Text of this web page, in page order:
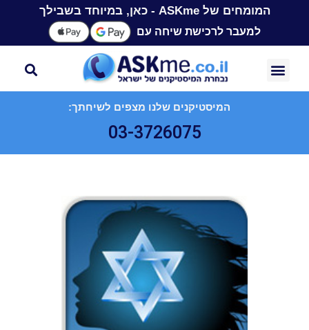
המומחים של ASKme - כאן, במיוחד בשבילך
למעבר לרכישת שיחה עם
המיסטיקנים שלנו מצפים לשיחתך:
03-3726075